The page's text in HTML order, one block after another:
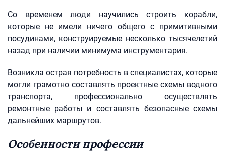
Со временем люди научились строить корабли,
которые не имели ничего общего с примитивными
посудинами, конструируемые несколько тысячелетий
назад при наличии минимума инструментария.
Возникла острая потребность в специалистах, которые
могли грамотно составлять проектные схемы водного
транспорта, профессионально осуществлять
ремонтные работы и составлять безопасные схемы
дальнейших маршрутов.
Особенности профессии